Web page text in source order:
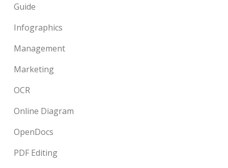
Guide
Infographics
Management
Marketing
OCR
Online Diagram
OpenDocs
PDF Editing